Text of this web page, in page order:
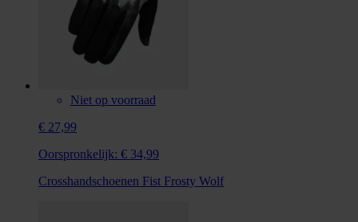
Niet op voorraad
€ 27,99
Oorspronkelijk: € 34,99
Crosshandschoenen Fist Frosty Wolf